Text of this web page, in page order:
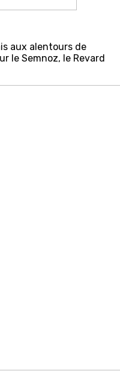
aux alentours de
le Semnoz, le Revard